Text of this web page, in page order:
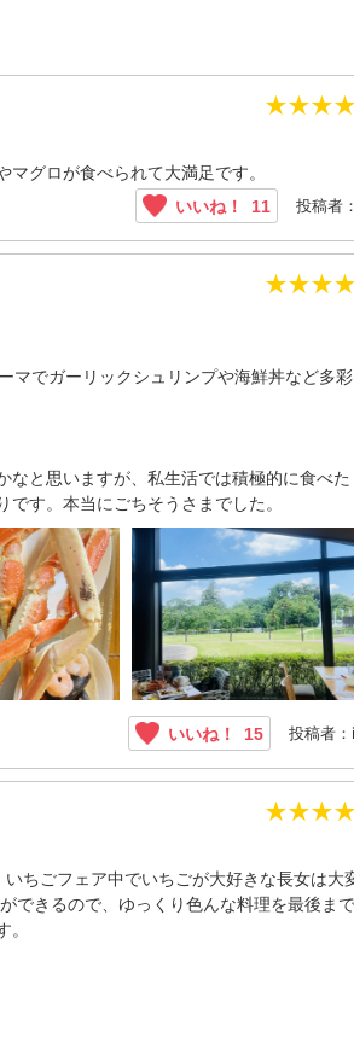
★★★★
グロが食べられて大満足です。
いいね！ 11 投稿者
★★★★
マでガーリックシュリンプや海鮮丼など多彩
と思いますが、私生活では積極的に食べた
す。本当にごちそうさまでした。
いいね！ 15 投稿者
★★★★
ちごフェア中でいちごが大好きな長女は大
できるので、ゆっくり色んな料理を最後ま